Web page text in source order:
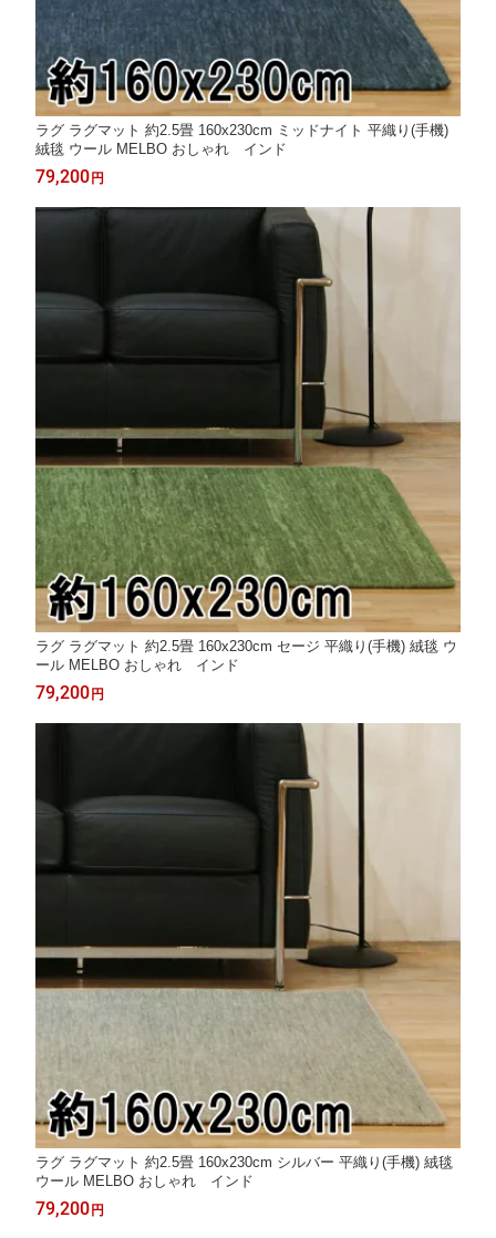
ラグ ラグマット 約2.5畳 160x230cm ミッドナイト 平織り(手機)
絨毯 ウール MELBO おしゃれ インド
79,200 円
ラグ ラグマット 約2.5畳 160x230cm セージ 平織り(手機) 絨毯 ウ
ール MELBO おしゃれ インド
79,200 円
ラグ ラグマット 約2.5畳 160x230cm シルバー 平織り(手機) 絨毯
ウール MELBO おしゃれ インド
79,200 円